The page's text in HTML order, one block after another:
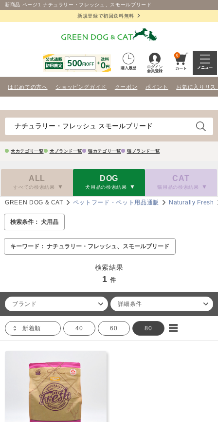
新商品 ページ1 ナチュラリー・フレッシュ、スモールブリード
新規登録で初回送料無料
購入履歴
ログイン
会員登録
0
カート メニュー
はじめての方へ ショッピングガイド クーポン ポイント お気に入りリス
犬カテゴリ一覧 犬ブランド一覧 猫カテゴリ一覧 猫ブランド一覧
ALL
すべての検索結果
DOG
犬用品の検索結果
CAT
猫用品の検索結果
GREEN DOG & CAT ペットフード・ペット用品通販 Naturally Fresh
検索条件： 犬用品
キーワード： ナチュラリー・フレッシュ、スモールブリード
検索結果
1 件
ブランド 詳細条件
新着順 40 60 80